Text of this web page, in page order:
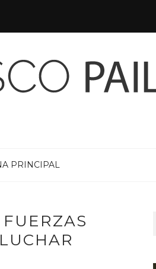
PRINCIPAL